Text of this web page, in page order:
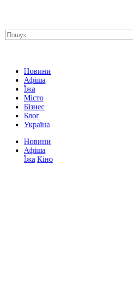
Новини
Афіша
Їжа
Місто
Бізнес
Блог
Україна
Новини
Афіша
Їжа Кіно